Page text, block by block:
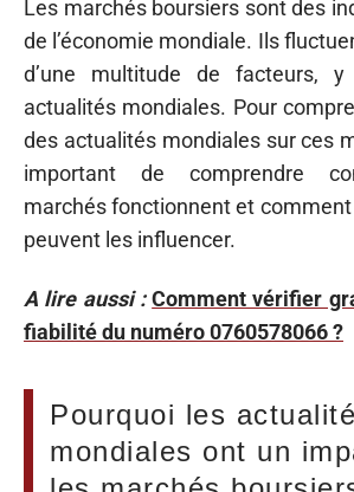
Les marchés boursiers sont des
de l’économie mondiale. Ils
d’une multitude de facteurs,
actualités mondiales. Pour
des actualités mondiales sur ces
important de comprendre
marchés fonctionnent et
peuvent les influencer.
A lire aussi : Comment vérifier
fiabilité du numéro 0760578066 ?
Pourquoi les
mondiales ont un